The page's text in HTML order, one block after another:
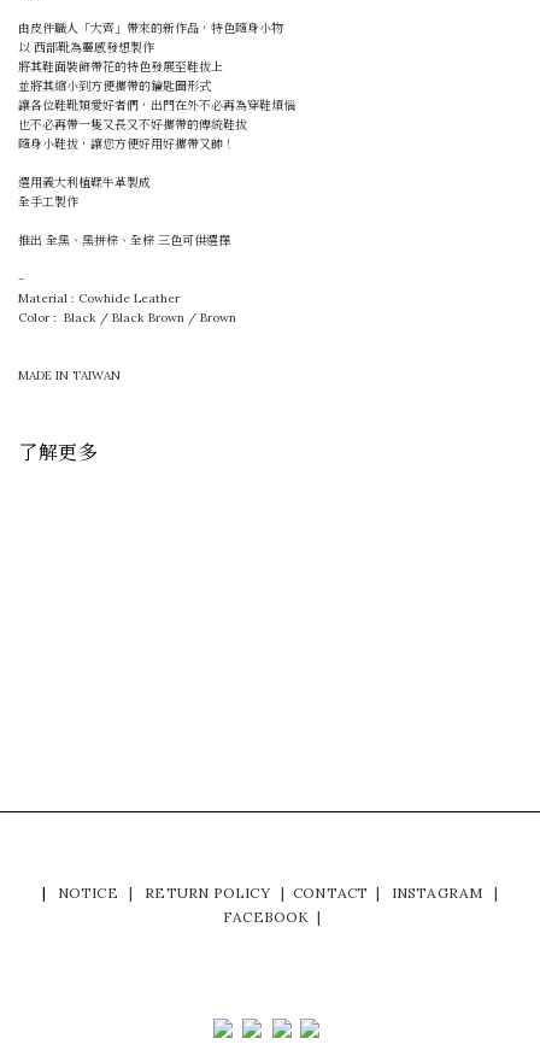
由皮件職人「大齊」帶來的新作品，特色隨身小物
以 西部靴為靈感發想製作
將其鞋面裝飾帶花的特色發展至鞋拔上
並將其縮小到方便攜帶的鑰匙圈形式
讓各位鞋靴類愛好者們，出門在外不必再為穿鞋煩惱
也不必再帶一隻又長又不好攜帶的傳統鞋拔
隨身小鞋拔，讓您方便好用好攜帶又帥！
選用義大利植鞣牛革製成
全手工製作
推出 全黑、黑拼棕、全棕 三色可供選擇
-
Material : Cowhide Leather
Color : Black / Black Brown / Brown
MADE IN TAIWAN
了解更多
| NOTICE | RETURN POLICY | CONTACT | INSTAGRAM
|
FACEBOOK |